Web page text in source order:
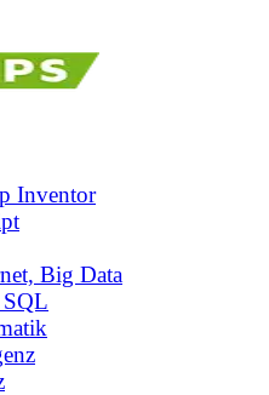
Inventor
Big Data
SQL